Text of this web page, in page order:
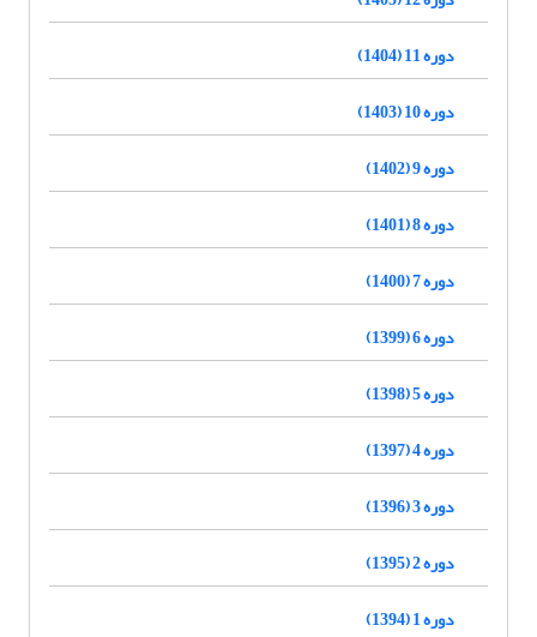
دوره 11 (1404)
دوره 10 (1403)
دوره 9 (1402)
دوره 8 (1401)
دوره 7 (1400)
دوره 6 (1399)
دوره 5 (1398)
دوره 4 (1397)
دوره 3 (1396)
دوره 2 (1395)
دوره 1 (1394)